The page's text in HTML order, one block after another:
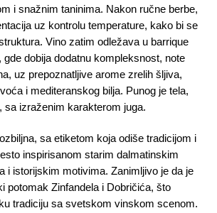
i snažnim taninima. Nakon ručne berbe,
uz kontrolu temperature, kako bi se
Vino zatim odležava u barrique
gde dobija dodatnu kompleksnost, note
uz prepoznatljive arome zrelih šljiva,
i mediteranskog bilja. Punog je tela,
sa izraženim karakterom juga.
sa etiketom koja odiše tradicijom i
inspirisanom starim dalmatinskim
i istorijskim motivima. Zanimljivo je da je
potomak Zinfandela i Dobričića, što
tradiciju sa svetskom vinskom scenom.